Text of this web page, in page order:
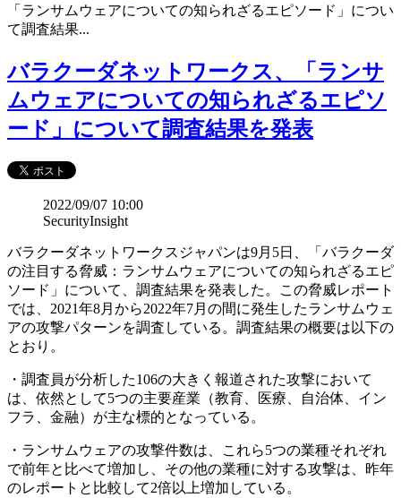
「ランサムウェアについての知られざるエピソード」につい
て調査結果...
バラクーダネットワークス、「ランサ
ムウェアについての知られざるエピソ
ード」について調査結果を発表
2022/09/07 10:00
SecurityInsight
バラクーダネットワークスジャパンは9月5日、「バラクーダ
の注目する脅威：ランサムウェアについての知られざるエピ
ソード」について、調査結果を発表した。この脅威レポート
では、2021年8月から2022年7月の間に発生したランサムウェ
アの攻撃パターンを調査している。調査結果の概要は以下の
とおり。
・調査員が分析した106の大きく報道された攻撃において
は、依然として5つの主要産業（教育、医療、自治体、イン
フラ、金融）が主な標的となっている。
・ランサムウェアの攻撃件数は、これら5つの業種それぞれ
で前年と比べて増加し、その他の業種に対する攻撃は、昨年
のレポートと比較して2倍以上増加している。